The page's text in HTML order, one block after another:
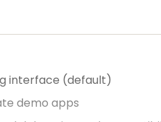
interface (default)
demo apps